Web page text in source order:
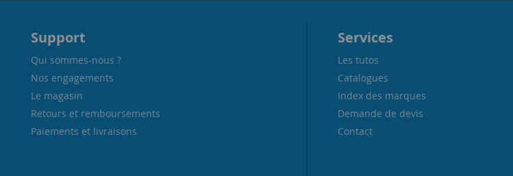
Support
Qui sommes-nous ?
Nos engagements
Le magasin
Retours et remboursements
Paiements et livraisons
Services
Les tutos
Catalogues
Index des marques
Demande de devis
Contact